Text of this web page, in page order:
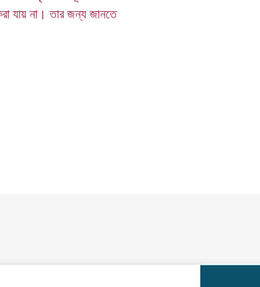
যায় না। তার জন্য জানতে